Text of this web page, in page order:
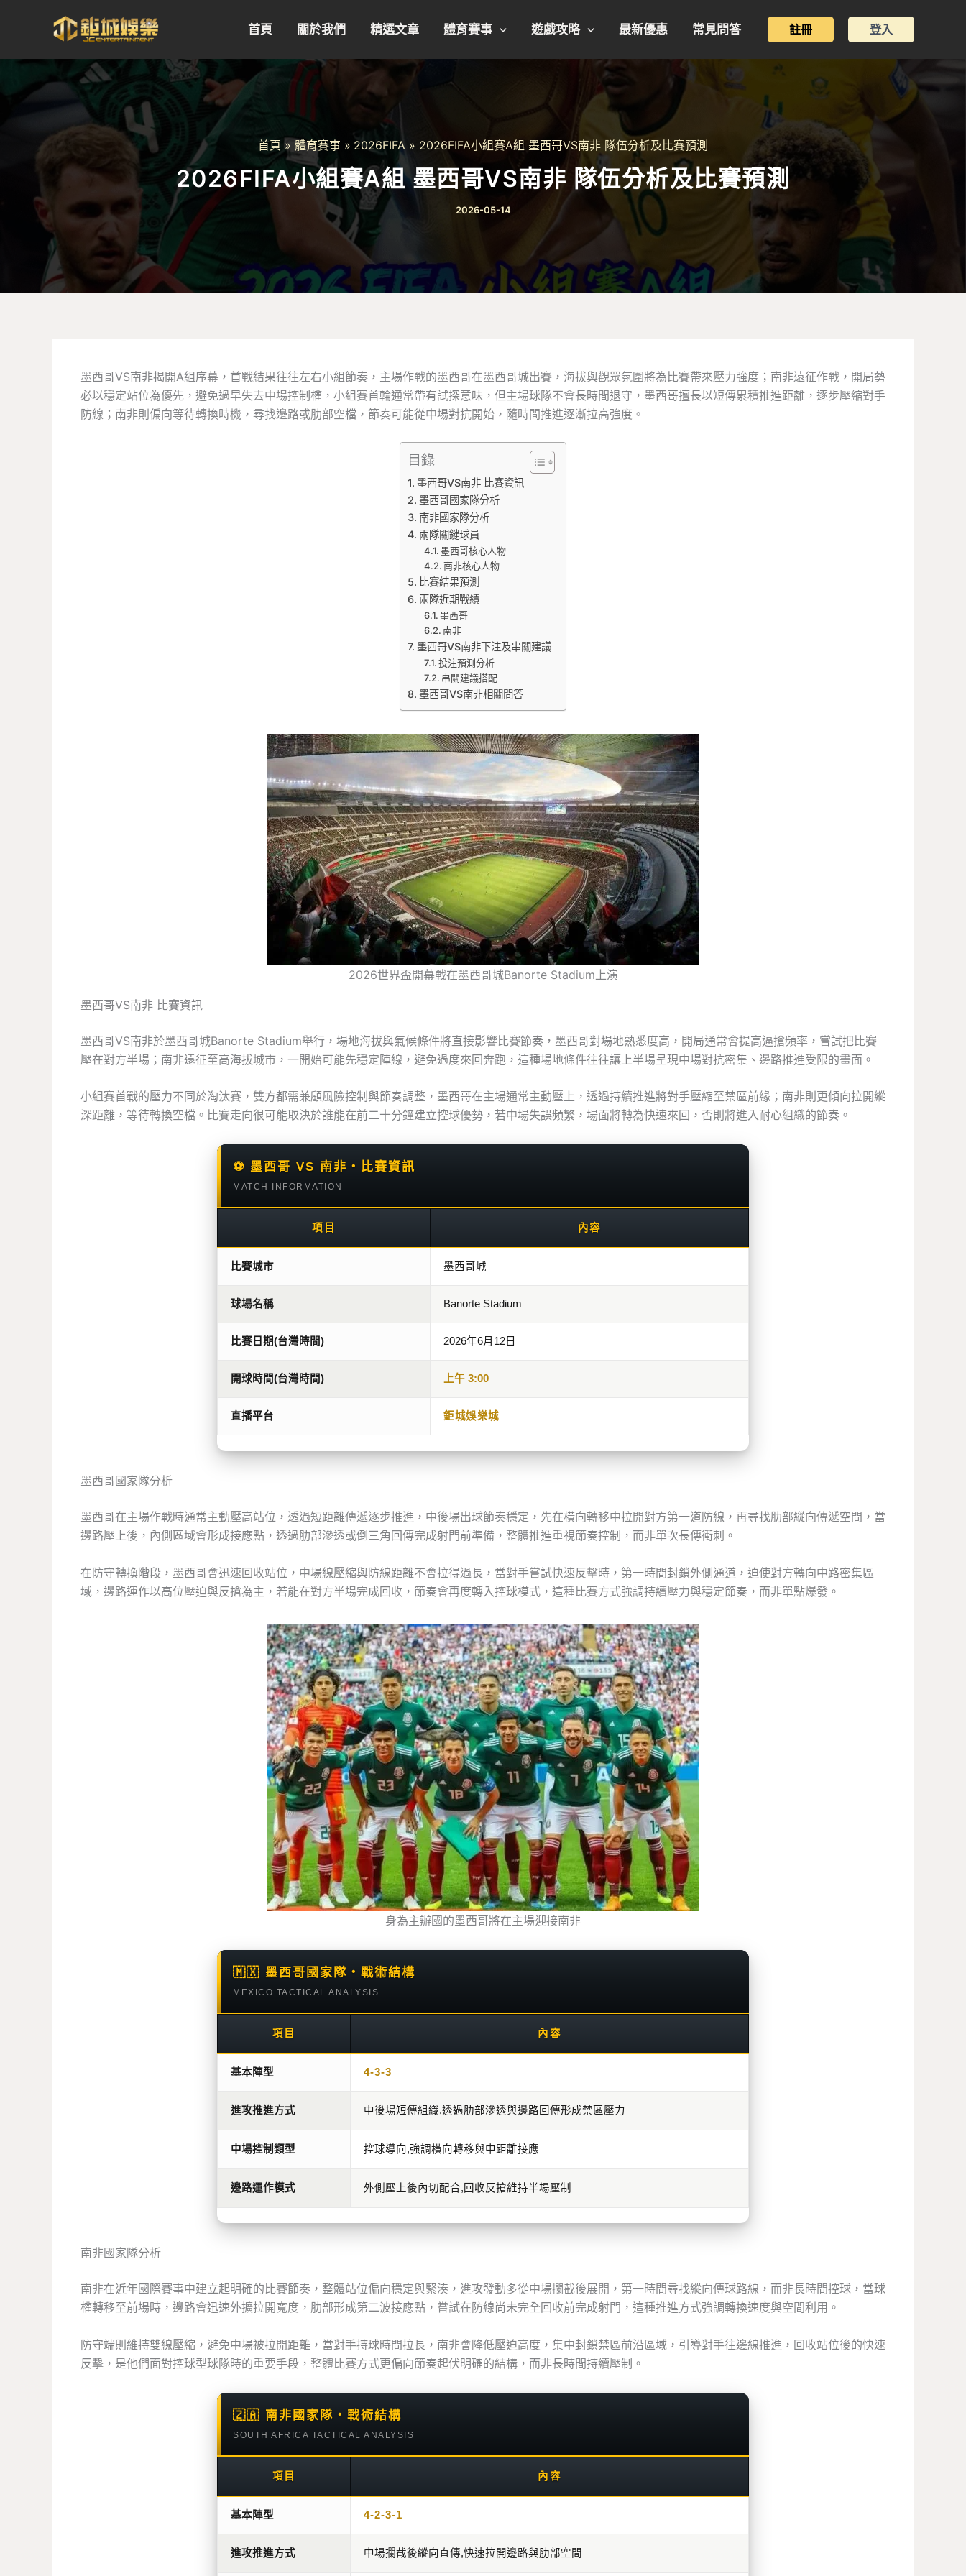
首頁 關於我們 精選文章 體育賽事 遊戲攻略 最新優惠 常見問答 註冊 登入
首頁 體育賽事 2026FIFA 2026FIFA小組賽A組 墨西哥VS南非 隊伍分析及比賽預測
2026FIFA小組賽A組 墨西哥VS南非 隊伍分析及比賽預測
2026-05-14
墨西哥VS南非揭開A組序幕，首戰結果往往左右小組節奏，主場作戰的墨西哥在墨西哥城出賽，海拔與觀眾氛圍將為比賽帶來壓力強度；南非遠征作戰，開局勢
必以穩定站位為優先，避免過早失去中場控制權，小組賽首輪通常帶有試探意味，但主場球隊不會長時間退守，墨西哥擅長以短傳累積推進距離，逐步壓縮對手
防線；南非則偏向等待轉換時機，尋找邊路或肋部空檔，節奏可能從中場對抗開始，隨時間推進逐漸拉高強度。
目錄
墨西哥VS南非 比賽資訊
墨西哥國家隊分析
南非國家隊分析
兩隊關鍵球員
墨西哥核心人物
南非核心人物
比賽結果預測
兩隊近期戰績
墨西哥
南非
墨西哥VS南非下注及串關建議
投注預測分析
串關建議搭配
墨西哥VS南非相關問答
2026世界盃開幕戰在墨西哥城Banorte Stadium上演
墨西哥VS南非 比賽資訊
墨西哥VS南非於墨西哥城Banorte Stadium舉行，場地海拔與氣候條件將直接影響比賽節奏，墨西哥對場地熟悉度高，開局通常會提高逼搶頻率，嘗試把比賽
壓在對方半場；南非遠征至高海拔城市，一開始可能先穩定陣線，避免過度來回奔跑，這種場地條件往往讓上半場呈現中場對抗密集、邊路推進受限的畫面。
小組賽首戰的壓力不同於淘汰賽，雙方都需兼顧風險控制與節奏調整，墨西哥在主場通常主動壓上，透過持續推進將對手壓縮至禁區前緣；南非則更傾向拉開縱
深距離，等待轉換空檔。比賽走向很可能取決於誰能在前二十分鐘建立控球優勢，若中場失誤頻繁，場面將轉為快速來回，否則將進入耐心組織的節奏。
⚽ 墨西哥 VS 南非・比賽資訊
MATCH INFORMATION
項目 內容
比賽城市 墨西哥城
球場名稱 Banorte Stadium
比賽日期(台灣時間) 2026年6月12日
開球時間(台灣時間) 上午 3:00
直播平台 鉅城娛樂城
墨西哥國家隊分析
墨西哥在主場作戰時通常主動壓高站位，透過短距離傳遞逐步推進，中後場出球節奏穩定，先在橫向轉移中拉開對方第一道防線，再尋找肋部縱向傳遞空間，當
邊路壓上後，內側區域會形成接應點，透過肋部滲透或倒三角回傳完成射門前準備，整體推進重視節奏控制，而非單次長傳衝刺。
在防守轉換階段，墨西哥會迅速回收站位，中場線壓縮與防線距離不會拉得過長，當對手嘗試快速反擊時，第一時間封鎖外側通道，迫使對方轉向中路密集區
域，邊路運作以高位壓迫與反搶為主，若能在對方半場完成回收，節奏會再度轉入控球模式，這種比賽方式強調持續壓力與穩定節奏，而非單點爆發。
身為主辦國的墨西哥將在主場迎接南非
🇲🇽 墨西哥國家隊・戰術結構
MEXICO TACTICAL ANALYSIS
項目 內容
基本陣型 4-3-3
進攻推進方式 中後場短傳組織,透過肋部滲透與邊路回傳形成禁區壓力
中場控制類型 控球導向,強調橫向轉移與中距離接應
邊路運作模式 外側壓上後內切配合,回收反搶維持半場壓制
南非國家隊分析
南非在近年國際賽事中建立起明確的比賽節奏，整體站位偏向穩定與緊湊，進攻發動多從中場攔截後展開，第一時間尋找縱向傳球路線，而非長時間控球，當球
權轉移至前場時，邊路會迅速外擴拉開寬度，肋部形成第二波接應點，嘗試在防線尚未完全回收前完成射門，這種推進方式強調轉換速度與空間利用。
防守端則維持雙線壓縮，避免中場被拉開距離，當對手持球時間拉長，南非會降低壓迫高度，集中封鎖禁區前沿區域，引導對手往邊線推進，回收站位後的快速
反擊，是他們面對控球型球隊時的重要手段，整體比賽方式更偏向節奏起伏明確的結構，而非長時間持續壓制。
🇿🇦 南非國家隊・戰術結構
SOUTH AFRICA TACTICAL ANALYSIS
項目 內容
基本陣型 4-2-3-1
進攻推進方式 中場攔截後縱向直傳,快速拉開邊路與肋部空間